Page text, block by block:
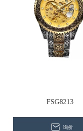
FSG8213
询价